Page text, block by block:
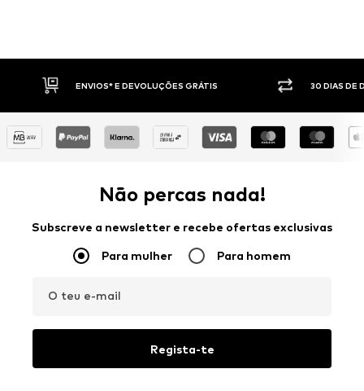
GRÁTIS 30 DIAS DE DIREITO DE DEVOLUÇÃO
Não percas nada!
Subscreve a newsletter e recebe ofertas exclusivas
Para mulher Para homem
O teu e-mail
Regista-te